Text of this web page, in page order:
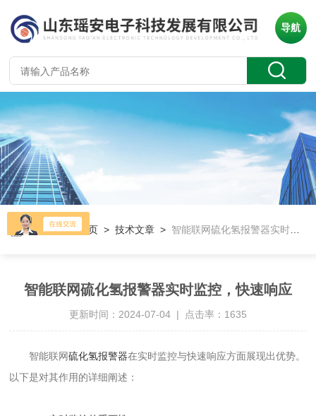
导航
当前位置：首页 >技术文章 > 智能联网硫化氢报警器实时监控，快速响应
智能联网硫化氢报警器实时监控，快速响应
更新时间：2024-07-04 | 点击率：1635
智能联网硫化氢报警器在实时监控与快速响应方面展现出优势。
以下是对其作用的详细阐述：